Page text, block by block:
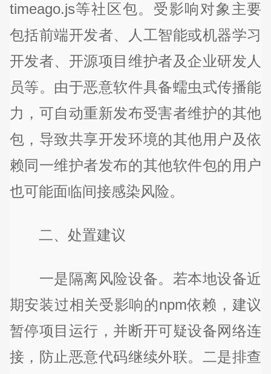
timeago.js等社区包。受影响对象主要
包括前端开发者、人工智能或机器学习
开发者、开源项目维护者及企业研发人
员等。由于恶意软件具备蠕虫式传播能
力，可自动重新发布受害者维护的其他
包，导致共享开发环境的其他用户及依
赖同一维护者发布的其他软件包的用户
也可能面临间接感染风险。
二、处置建议
一是隔离风险设备。若本地设备近
期安装过相关受影响的npm依赖，建议
暂停项目运行，并断开可疑设备网络连
接，防止恶意代码继续外联。二是排查